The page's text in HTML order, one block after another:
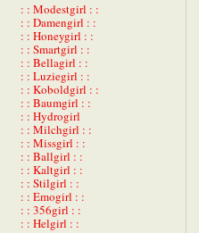
: : Modestgirl : :
: : Damengirl : :
: : Honeygirl : :
: : Smartgirl : :
: : Bellagirl : :
: : Luziegirl : :
: : Koboldgirl : :
: : Baumgirl : :
: : Hydrogirl
: : Milchgirl : :
: : Missgirl : :
: : Ballgirl : :
: : Kaltgirl : :
: : Stilgirl : :
: : Emogirl : :
: : 356girl : :
: : Helgirl : :